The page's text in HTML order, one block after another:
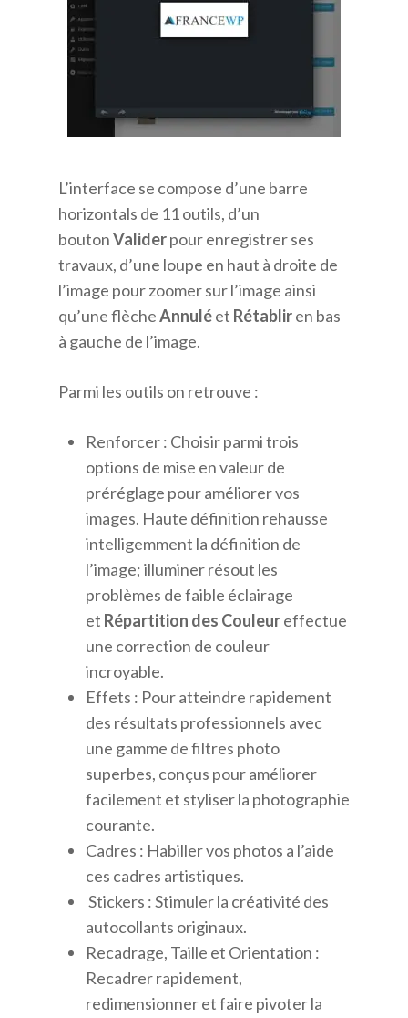
L’interface se compose d’une barre
horizontals de 11 outils, d’un
boutonValiderpour enregistrer ses
travaux, d’une loupe en haut à droite de
l’image pour zoomer sur l’image ainsi
qu’une flècheAnnuléet Rétabliren bas
à gauche de l’image.
Parmi les outils on retrouve :
Renforcer : Choisir parmi trois
options de mise en valeur de
préréglage pour améliorer vos
images. Haute définition rehausse
intelligemment la définition de
l’image; illuminer résout les
problèmes de faible éclairage
et Répartition des Couleureffectue
une correction de couleur
incroyable.
Effets : Pour atteindre rapidement
des résultats professionnels avec
une gamme de filtres photo
superbes, conçus pour améliorer
facilement et styliser la photographie
courante.
Cadres : Habiller vos photos a l’aide
ces cadres artistiques.
Stickers : Stimuler la créativité des
autocollants originaux.
Recadrage, Taille et Orientation :
Recadrer rapidement,
redimensionner et faire pivoter la